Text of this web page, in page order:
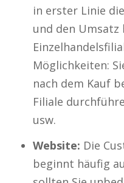
in erster Linie
und den Umsatz
Möglichkeiten:
nach dem Kauf
Filiale
usw.
Website: Die
beginnt häufig